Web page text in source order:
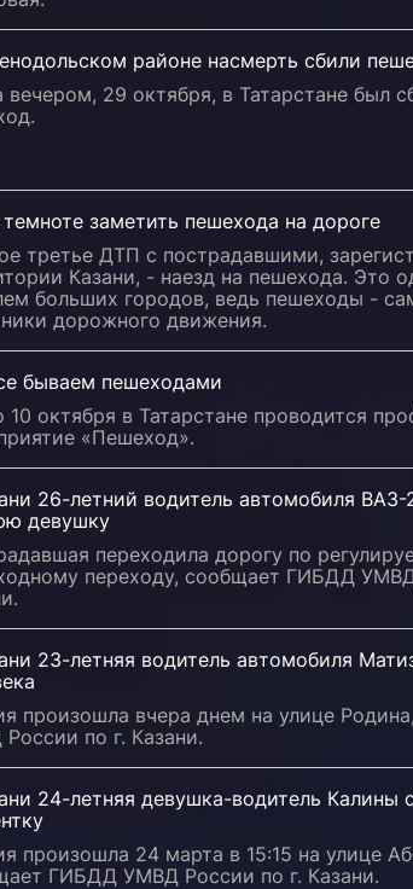
районе насмерть сбили
вечером, 29 октября, в Татарстане был
заметить пешехода на дороге
третье ДТП с пострадавшими,
Казани, - наезд на пешехода. Это
больших городов, ведь пешеходы -
дорожного движения.
бываем пешеходами
10 октября в Татарстане проводится
«Пешеход».
26-летний водитель автомобиля ВАЗ-
девушку
переходила дорогу по
переходу, сообщает ГИБДД
23-летняя водитель автомобиля
произошла вчера днем на улице
по г. Казани.
24-летняя девушка-водитель Калины
произошла 24 марта в 15:15 на улице
ГИБДД УМВД России по г. Казани.